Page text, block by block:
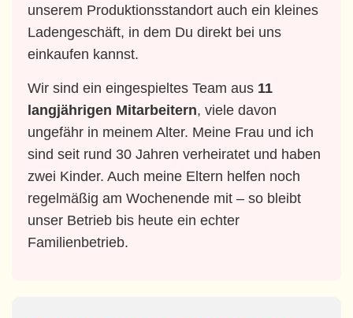
unserem Produktionsstandort auch ein kleines
Ladengeschäft, in dem Du direkt bei uns
einkaufen kannst.
Wir sind ein eingespieltes Team aus 11
langjährigen Mitarbeitern, viele davon
ungefähr in meinem Alter. Meine Frau und ich
sind seit rund 30 Jahren verheiratet und haben
zwei Kinder. Auch meine Eltern helfen noch
regelmäßig am Wochenende mit – so bleibt
unser Betrieb bis heute ein echter
Familienbetrieb.